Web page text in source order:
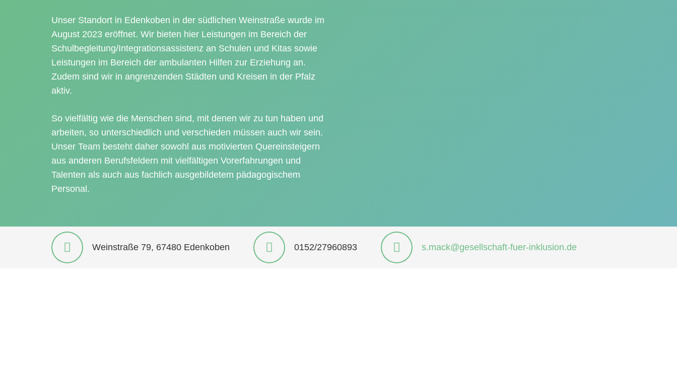
Unser Standort in Edenkoben in der südlichen Weinstraße wurde im
August 2023 eröffnet. Wir bieten hier Leistungen im Bereich der
Schulbegleitung/Integrationsassistenz an Schulen und Kitas sowie
Leistungen im Bereich der ambulanten Hilfen zur Erziehung an.
Zudem sind wir in angrenzenden Städten und Kreisen in der Pfalz
aktiv.
So vielfältig wie die Menschen sind, mit denen wir zu tun haben und
arbeiten, so unterschiedlich und verschieden müssen auch wir sein.
Unser Team besteht daher sowohl aus motivierten Quereinsteigern
aus anderen Berufsfeldern mit vielfältigen Vorerfahrungen und
Talenten als auch aus fachlich ausgebildetem pädagogischem
Personal.
Weinstraße 79, 67480 Edenkoben 0152/27960893 s.mack@gesellschaft-fuer-inklusion.de